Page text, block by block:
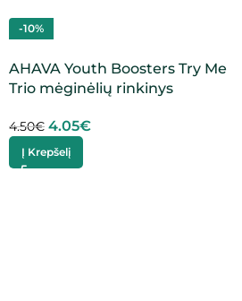
-10%
AHAVA Youth Boosters Try Me
Trio mėginėlių rinkinys
4.50€ 4.05€
Į Krepšelį